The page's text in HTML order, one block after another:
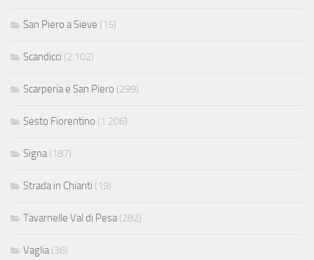
San Piero a Sieve (15)
Scandicci (2.102)
Scarperia e San Piero (299)
Sesto Fiorentino (1.206)
Signa(187)
Strada in Chianti (19)
Tavarnelle Val di Pesa(282)
Vaglia(36)